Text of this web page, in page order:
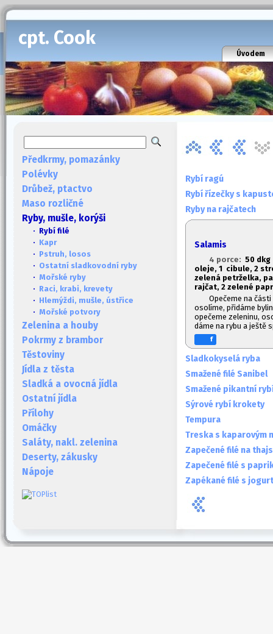
cpt. Cook
Úvodem
Předkrmy, pomazánky
Polévky
Drůbež, ptactvo
Maso rozličné
Ryby, mušle, korýši
· Rybí filé
· Kapr
· Pstruh, losos
· Ostatní sladkovodní ryby
· Mořské ryby
· Raci, krabi, krevety
· Hlemýždi, mušle, ústřice
· Mořské potvory
Zelenina a houby
Pokrmy z brambor
Těstoviny
Jídla z těsta
Sladká a ovocná jídla
Ostatní jídla
Přílohy
Omáčky
Saláty, nakl. zelenina
Deserty, zákusky
Nápoje
Rybí ragú
Rybí řízečky s
Ryby na rajčatech
Salamis
4 porce: 50 dkg
oleje, 1 cibule, 2
zelená petrželka,
rajčat, 2 zelené
Opečeme na
osolíme, přidáme
opečeme zeleninu,
dáme na rybu a ještě
f
Sladkokyselá ryba
Smažené filé Sanibel
Smažené pikantní
Sýrové rybí krokety
Tempura
Treska s kaparovým
Zapečené filé na
Zapečené filé s
Zapékané filé s